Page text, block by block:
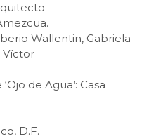
–
Wallentin, Gabriela
Víctor
de Agua’: Casa
D.F.